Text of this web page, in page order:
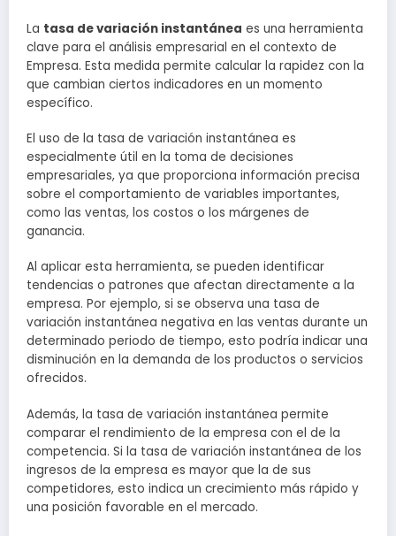
La tasa de variación instantánea es una herramienta
clave para el análisis empresarial en el contexto de
Empresa. Esta medida permite calcular la rapidez con la
que cambian ciertos indicadores en un momento
específico.
El uso de la tasa de variación instantánea es
especialmente útil en la toma de decisiones
empresariales, ya que proporciona información precisa
sobre el comportamiento de variables importantes,
como las ventas, los costos o los márgenes de
ganancia.
Al aplicar esta herramienta, se pueden identificar
tendencias o patrones que afectan directamente a la
empresa. Por ejemplo, si se observa una tasa de
variación instantánea negativa en las ventas durante un
determinado periodo de tiempo, esto podría indicar una
disminución en la demanda de los productos o servicios
ofrecidos.
Además, la tasa de variación instantánea permite
comparar el rendimiento de la empresa con el de la
competencia. Si la tasa de variación instantánea de los
ingresos de la empresa es mayor que la de sus
competidores, esto indica un crecimiento más rápido y
una posición favorable en el mercado.